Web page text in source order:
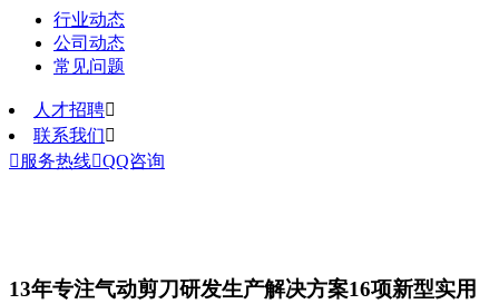
行业动态
公司动态
常见问题
人才招聘
联系我们
 服务热线QQ咨询
13年专注气动剪刀研发生产解决方案16项新型实用